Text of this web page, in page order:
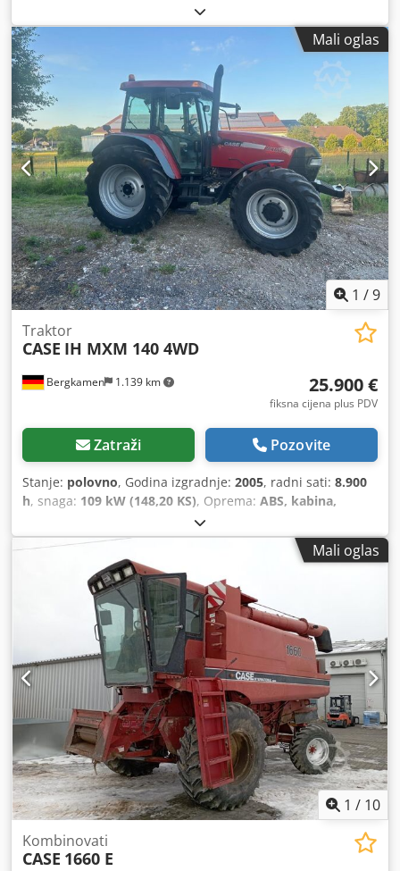
Mali oglas
1 /9
Bergkamen 1.139 km
Traktor
CASE IH MXM 140 4WD
25.900 €
fiksna cijena plus PDV
Zatraži Pozovite
Stanje: polovno, Godina izgradnje: 2005, radni sati: 8.900
h, snaga: 109 kW (148,20 KS), Oprema: ABS, kabina,
klima-uređaj, pogon na sve točkove
Mali oglas
1 / 10
Kombinovati
CASE 1660 E